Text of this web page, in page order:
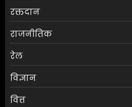
रक्तदान
राजनीतिक
रेल
विज्ञान
वित्त
विजेता